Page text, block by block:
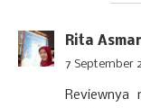
Rita
7 September
Reviewnya